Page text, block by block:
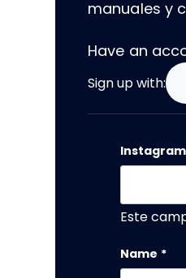
manuales y
Have an
Sign up with:
Instagram
Este
Name *